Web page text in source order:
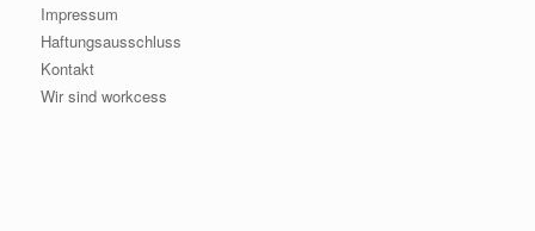
Impressum
Haftungsausschluss
Kontakt
Wir sind workcess